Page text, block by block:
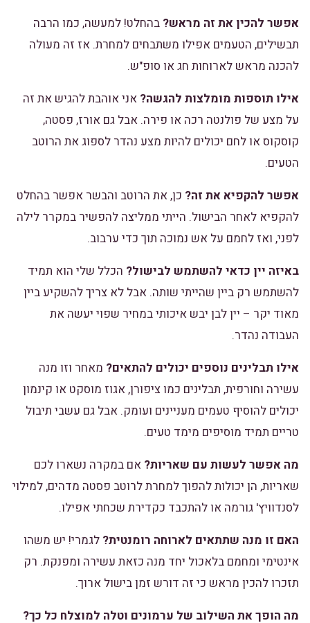
אפשר להכין את זה מראש? בהחלט! למעשה, כמו הרבה
תבשילים, הטעמים אפילו משתבחים למחרת. אז זה מעולה
להכנה מראש לארוחות חג או סופ"ש.
אילו תוספות מומלצות להגשה? אני אוהבת להגיש את זה
על מצע של פולנטה רכה או פירה. אבל גם אורז, פסטה,
קוסקוס או לחם יכולים להיות מצע נהדר לספוג את הרוטב
הטעים.
אפשר להקפיא את זה? כן, את הרוטב והבשר אפשר בהחלט
להקפיא לאחר הבישול. הייתי ממליצה להפשיר במקרר לילה
לפני, ואז לחמם על אש נמוכה תוך כדי ערבוב.
באיזה יין כדאי להשתמש לבישול? הכלל שלי הוא תמיד
להשתמש רק ביין שהייתי שותה. אבל לא צריך להשקיע ביין
מאוד יקר – יין לבן יבש איכותי במחיר שפוי יעשה את
העבודה נהדר.
אילו תבלינים נוספים יכולים להתאים? מאחר וזו מנה
עשירה וחורפית, תבלינים כמו ציפורן, אגוז מוסקט או קינמון
יכולים להוסיף טעמים מעניינים ועומק. אבל גם עשבי תיבול
טריים תמיד מוסיפים מימד טעים.
מה אפשר לעשות עם שאריות? אם במקרה נשארו לכם
שאריות, הן יכולות להפוך למחרת לרוטב פסטה מדהים, למילוי
לסנדוויץ' גורמה או להתכבד כקדירת שכחתי אפילו.
האם זו מנה שתתאים לארוחה רומנטית? לגמרי! יש משהו
אינטימי ומחמם בלאכול יחד מנה כזאת עשירה ומפנקת. רק
תזכרו להכין מראש כי זה דורש זמן בישול ארוך.
מה הופך את השילוב של ערמונים וטלה למוצלח כל כך?